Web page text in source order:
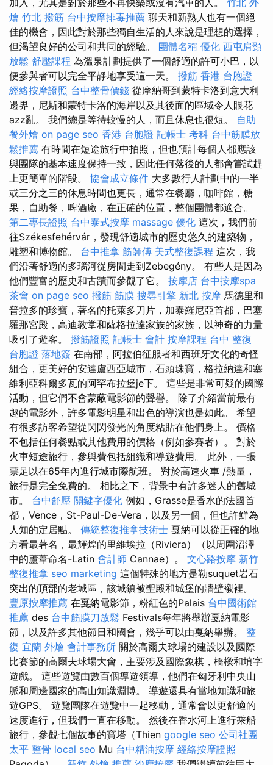
加入，尤其是對於那些不再快樂或沒有汽車的人。 竹北 外
燴 竹北 撥筋 台中按摩排毒推薦 聊天和新熟人也有一個絕
佳的機會，因此對於那些獨自生活的人來說是理想的選擇，
但渴望良好的公司和共同的經驗。 團體名稱 優化 西屯肩頸
放鬆 舒壓課程 為溫泉計劃提供了一個舒適的許可小巴，以
便參與者可以完全平靜地享受這一天。 撥筋 香港 台胞證
經絡按摩證照 台中整骨價錢 從摩納哥到蒙特卡洛到意大利
邊界，尼斯和蒙特卡洛的海岸以及其後面的區域令人眼花
azz亂。 我們總是等待較慢的人，而且休息也很短。 自助
餐外燴 on page seo 香港 台胞證 記帳士 考科 台中筋膜放
鬆推薦 有時間在短途旅行中拍照，但也預計每個人都應該
與團隊的基本速度保持一致，因此任何落後的人都會嘗試趕
上更簡單的階段。 協會成立條件 大多數行人計劃中的一半
或三分之三的休息時間也更長，通常在餐廳，咖啡館，糖
果，自助餐，啤酒廠，在正確的位置，整個團體都適合。
第二專長證照 台中泰式按摩 massage 優化 這次，我們前
往Székesfehérvár，發現舒適城市的歷史悠久的建築物，
雕塑和博物館。 台中推拿 筋師傅 美式整復課程 這次，我
們沿著舒適的多瑙河從房間走到Zebegény。 有些人是因為
他們豐富的歷史和古蹟而參觀了它。 按摩店 台中按摩spa
茶會 on page seo 撥筋 筋膜 搜尋引擎 新北 按摩 馬德里和
普拉多的珍寶，著名的托萊多刀片，加泰羅尼亞首都，巴塞
羅那宮殿，高迪教堂和薩格拉達家族的家族，以神奇的力量
吸引了遊客。 撥筋證照 記帳士 會計 按摩課程 台中 整復
台胞證 落地簽 在南部，阿拉伯征服者和西班牙文化的奇怪
組合，更美好的安達盧西亞城市，石頭珠寶，格拉納達和塞
維利亞科爾多瓦的阿罕布拉堡je下。 這些是非常可疑的國際
活動，但它們不會蒙蔽電影節的聲譽。 除了介紹當前最有
趣的電影外，許多電影明星和出色的導演也是如此。 希望
有很多訪客希望從閃閃發光的角度粘貼在他們身上。 價格
不包括任何餐點或其他費用的價格（例如參賽者）。 對於
火車短途旅行，參與費包括組織和導遊費用。 此外，一張
票足以在65年內進行城市際航班。 對於高速火車 /熱量，
旅行是完全免費的。 相比之下，背景中有許多迷人的舊城
市。 台中舒壓 關鍵字優化 例如，Grasse是香水的法國首
都，Vence，St-Paul-De-Vera，以及另一個，但也許鮮為
人知的定居點。 傳統整復推拿技術士 戛納可以從正確的地
方看最著名，最輝煌的里維埃拉（Riviera）（以周圍沼澤
中的蘆葦命名-Latin 會計師 Cannae）。 文心路按摩 新竹
整復推拿 seo marketing 這個特殊的地方是勒suquet岩石
突出的頂部的老城區，該城鎮被聖殿和城堡的牆壁襯裡。
豐原按摩推薦 在戛納電影節，粉紅色的Palais 台中國術館
推薦 des 台中筋膜刀放鬆 Festivals每年將舉辦戛納電影
節，以及許多其他節日和國會，幾乎可以由戛納舉辦。 整
復 宜蘭 外燴 會計事務所 關於高爾夫球場的建設以及國際
比賽節的高爾夫球場大會，主要涉及國際象棋，橋樑和填字
遊戲。 這些遊覽由數百個導遊領導，他們在匈牙利中央山
脈和周邊國家的高山知識淵博。 導遊還具有當地知識和旅
遊GPS。 遊覽團隊在遊覽中一起移動，通常會以更舒適的
速度進行，但我們一直在移動。 然後在香水河上進行乘船
旅行，參觀七個故事的寶塔（Thien google seo 公司社團
太平 整骨 local seo Mu 台中精油按摩 經絡按摩證照